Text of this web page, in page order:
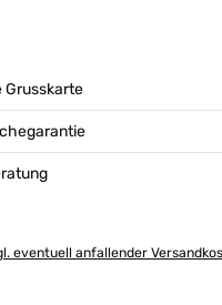
Grusskarte
eventuell anfallender